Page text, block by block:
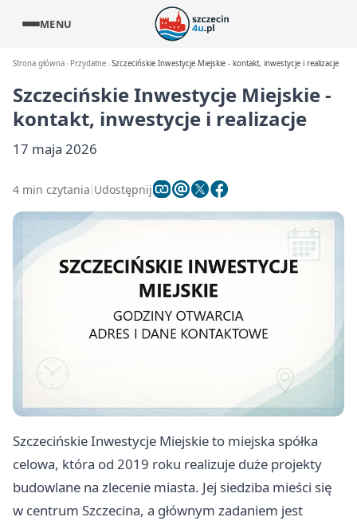
MENU
Strona główna Przydatne Szczecińskie Inwestycje Miejskie - kontakt, inwestycje i realizacje
Szczecińskie Inwestycje Miejskie -
kontakt, inwestycje i realizacje
17 maja 2026
4 min czytania Udostępnij
Szczecińskie Inwestycje Miejskie to miejska spółka
celowa, która od 2019 roku realizuje duże projekty
budowlane na zlecenie miasta. Jej siedziba mieści się
w centrum Szczecina, a głównym zadaniem jest